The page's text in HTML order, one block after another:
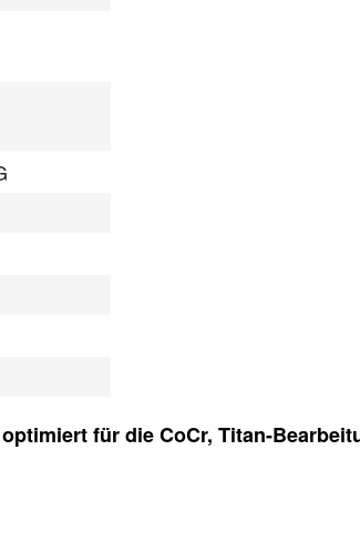
für die CoCr, Titan-